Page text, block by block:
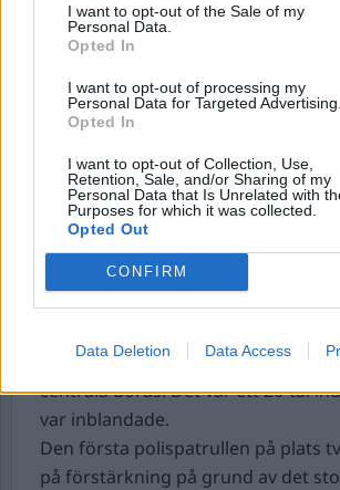
I want to opt-out of the Sale of my
Personal Data.
Opted In
I want to opt-out of processing my
Personal Data for Targeted Advertising.
Opted In
I want to opt-out of Collection, Use,
Retention, Sale, and/or Sharing of my
Personal Data that Is Unrelated with
Purposes for which it was collected.
Opted Out
CONFIRM
Data Deletion Data Access
Posten (GP) rapporterar.
– Det var mellan 50 till 100
men nu har vi kontroll. En person
sjukhus och vi har rubricerat det
polisens vakthavande befäl Martin
Någon ytterligare information
som det gällde eller om det var
fotbollsmatch, vill inte polisen
flertal personer i bråkutanför en
centrala Borås. Det var ett 20-tal
var inblandade.
Den första polispatrullen på plats
på förstärkning på grund av det